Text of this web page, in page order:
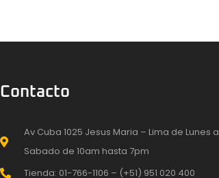
Contacto
Av Cuba 1025 Jesus Maria – Lima de Lunes a
Sabado de 10am hasta 7pm
Tienda: 01-766-1106 – (+51) 951 020 400